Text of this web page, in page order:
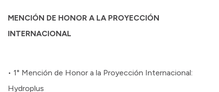
MENCIÓN DE HONOR A LA PROYECCIÓN
INTERNACIONAL
• 1° Mención de Honor a la Proyección Internacional:
Hydroplus